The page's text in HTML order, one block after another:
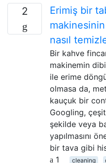
2
Erimiş bir
makinesinin
nasıl
Bir kahve
makinemin
ile erime
olmasa da,
kauçuk bir
Googling,
şekilde veya
yapılmasını
bir tava gibi
1
cleaning